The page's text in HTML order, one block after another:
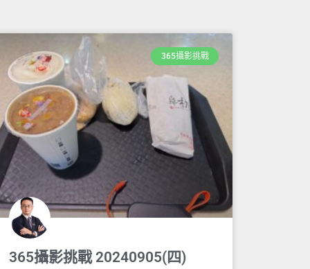
365攝影挑戰
365攝影挑戰 20240905(四)